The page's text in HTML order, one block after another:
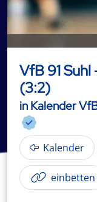
VfB 91
(3:2)
in Kalender
Kalender
einbetten